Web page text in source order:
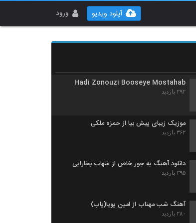
ورود آپلود ویدیو
دانلود آهنگ هوراد دوتایی (Hoorad Dotaei)
Hadi Zonouzi Booseye Mostahab
۲۹۲ بازدید
موزیک زیبای پیش بیا از حمزه ملکی
۳۶۲ بازدید
دانلود آهنگ یه جور خاص از شهاب بخارایی
۳۹۵ بازدید
آهنگ شب مهتاب از امین پویا(پاپ)
۲۸۰ بازدید